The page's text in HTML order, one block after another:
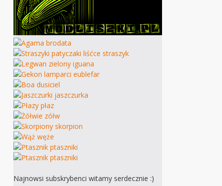
Najnowsi subskrybenci witamy serdecznie :)